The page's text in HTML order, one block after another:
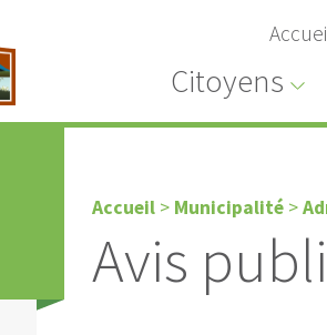
Citoyens
Accueil > Municipalité >
Avis